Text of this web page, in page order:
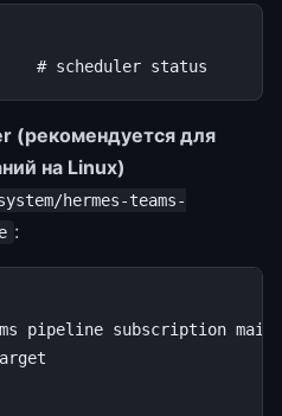
# scheduler status
(рекомендуется для
на Linux)
hermes-teams-
:
pipeline subscription